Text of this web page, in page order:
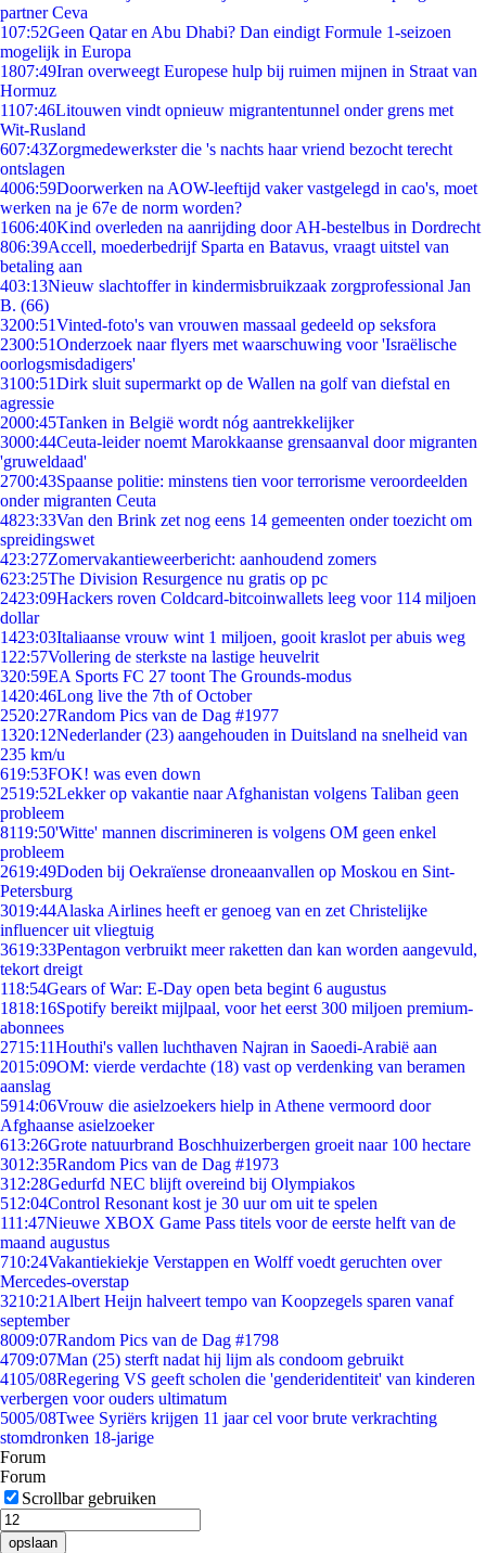
partner Ceva
107:52Geen Qatar en Abu Dhabi? Dan eindigt Formule 1-seizoen
mogelijk in Europa
1807:49Iran overweegt Europese hulp bij ruimen mijnen in Straat van
Hormuz
1107:46Litouwen vindt opnieuw migrantentunnel onder grens met
Wit-Rusland
607:43Zorgmedewerkster die 's nachts haar vriend bezocht terecht
ontslagen
4006:59Doorwerken na AOW-leeftijd vaker vastgelegd in cao's, moet
werken na je 67e de norm worden?
1606:40Kind overleden na aanrijding door AH-bestelbus in Dordrecht
806:39Accell, moederbedrijf Sparta en Batavus, vraagt uitstel van
betaling aan
403:13Nieuw slachtoffer in kindermisbruikzaak zorgprofessional Jan
B. (66)
3200:51Vinted-foto's van vrouwen massaal gedeeld op seksfora
2300:51Onderzoek naar flyers met waarschuwing voor 'Israëlische
oorlogsmisdadigers'
3100:51Dirk sluit supermarkt op de Wallen na golf van diefstal en
agressie
2000:45Tanken in België wordt nóg aantrekkelijker
3000:44Ceuta-leider noemt Marokkaanse grensaanval door migranten
'gruweldaad'
2700:43Spaanse politie: minstens tien voor terrorisme veroordeelden
onder migranten Ceuta
4823:33Van den Brink zet nog eens 14 gemeenten onder toezicht om
spreidingswet
423:27Zomervakantieweerbericht: aanhoudend zomers
623:25The Division Resurgence nu gratis op pc
2423:09Hackers roven Coldcard-bitcoinwallets leeg voor 114 miljoen
dollar
1423:03Italiaanse vrouw wint 1 miljoen, gooit kraslot per abuis weg
1 22:57Vollering de sterkste na lastige heuvelrit
320:59EA Sports FC 27 toont The Grounds-modus
1420:46Long live the 7th of October
2520:27Random Pics van de Dag #1977
1320:12Nederlander (23) aangehouden in Duitsland na snelheid van
235 km/u
619:53FOK! was even down
2519:52Lekker op vakantie naar Afghanistan volgens Taliban geen
probleem
8119:50'Witte' mannen discrimineren is volgens OM geen enkel
probleem
2619:49Doden bij Oekraïense droneaanvallen op Moskou en Sint-
Petersburg
3019:44Alaska Airlines heeft er genoeg van en zet Christelijke
influencer uit vliegtuig
3619:33Pentagon verbruikt meer raketten dan kan worden aangevuld,
tekort dreigt
118:54Gears of War: E-Day open beta begint 6 augustus
1818:16Spotify bereikt mijlpaal, voor het eerst 300 miljoen premium-
abonnees
2715:11Houthi's vallen luchthaven Najran in Saoedi-Arabië aan
2015:09OM: vierde verdachte (18) vast op verdenking van beramen
aanslag
5914:06Vrouw die asielzoekers hielp in Athene vermoord door
Afghaanse asielzoeker
613:26Grote natuurbrand Boschhuizerbergen groeit naar 100 hectare
3012:35Random Pics van de Dag #1973
312:28Gedurfd NEC blijft overeind bij Olympiakos
512:04Control Resonant kost je 30 uur om uit te spelen
111:47Nieuwe XBOX Game Pass titels voor de eerste helft van de
maand augustus
710:24Vakantiekiekje Verstappen en Wolff voedt geruchten over
Mercedes-overstap
3210:21 Albert Heijn halveert tempo van Koopzegels sparen vanaf
september
8009:07Random Pics van de Dag #1798
4709:07Man (25) sterft nadat hij lijm als condoom gebruikt
4105/08Regering VS geeft scholen die 'genderidentiteit' van kinderen
verbergen voor ouders ultimatum
5005/08Twee Syriërs krijgen 11 jaar cel voor brute verkrachting
stomdronken 18-jarige
Forum
Forum
Scrollbar gebruiken
opslaan